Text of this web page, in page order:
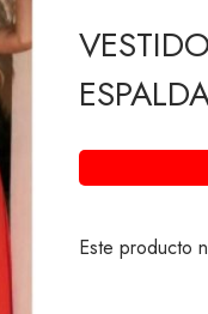
Este producto